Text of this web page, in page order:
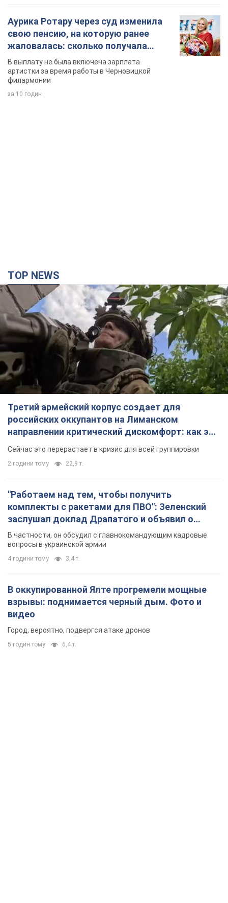
Аурика Ротару через суд изменила
свою пенсию, на которую ранее
жаловалась: сколько получала
певица
В выплату не была включена зарплата
артистки за время работы в Черновицкой
филармонии
за 10 годин
TOP NEWS
Третий армейский корпус создает для
российских оккупантов на Лиманском
направлении критический дискомфорт: как это
удалось
Сейчас это перерастает в кризис для всей группировки
2 години тому 22,9 т.
"Работаем над тем, чтобы получить
комплекты с ракетами для ПВО": Зеленский
заслушал доклад Драпатого и объявил о
новых мерах
В частности, он обсудил с главнокомандующим кадровые
вопросы в украинской армии
4 години тому 3,4 т.
В оккупированной Ялте прогремели мощные
взрывы: поднимается черный дым. Фото и
видео
Город, вероятно, подвергся атаке дронов
5 годин тому 6,4 т.